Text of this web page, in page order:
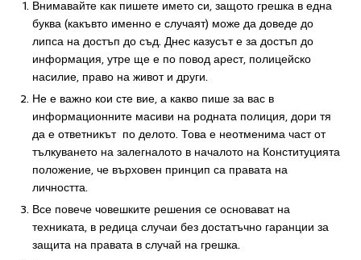
Внимавайте как пишете името си, защото грешка в една
буква (какъвто именно е случаят) може да доведе до
липса на достъп до съд. Днес казусът е за достъп до
информация, утре ще е по повод арест, полицейско
насилие, право на живот и други.
Не е важно кои сте вие, а какво пише за вас в
информационните масиви на родната полиция, дори тя
да е ответникът по делото. Това е неотменима част от
тълкуването на залегналото в началото на Конституцията
положение, че върховен принцип са правата на
личността.
Все повече човешките решения се основават на
техниката, в редица случаи без достатъчно гаранции за
защита на правата в случай на грешка.